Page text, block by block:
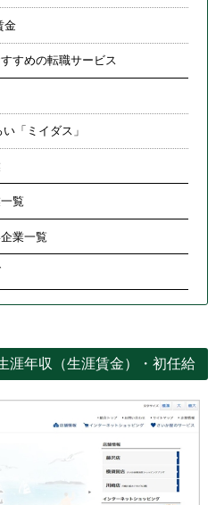
金
すめの転職サービス
「ミイダス」
覧
業一覧
涯年収（生涯賃金）・初任給